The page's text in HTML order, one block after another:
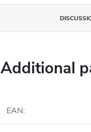
Additional
EAN: